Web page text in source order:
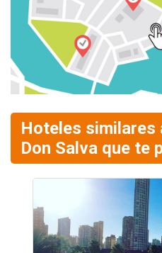
Hoteles similares
Don Salva que te